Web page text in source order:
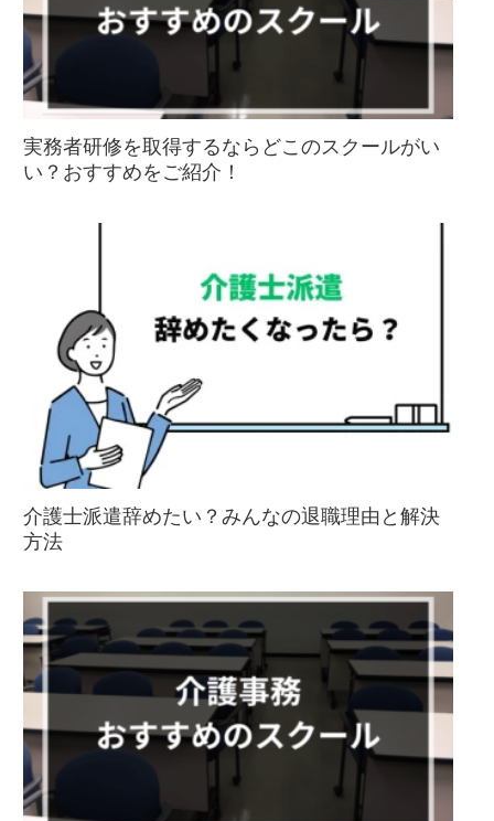
実務者研修を取得するならどこのスクールがい
い？おすすめをご紹介！
介護士派遣辞めたい？みんなの退職理由と解決
方法